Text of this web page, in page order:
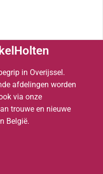
in Overijssel.
afdelingen worden
via onze
trouwe en nieuwe
België.